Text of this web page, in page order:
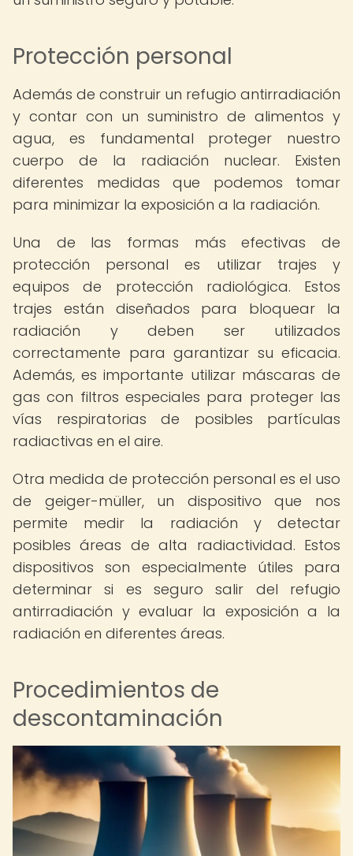
Protección personal
Además de construir un refugio antirradiación
y contar con un suministro de alimentos y
agua, es fundamental proteger nuestro
cuerpo de la radiación nuclear. Existen
diferentes medidas que podemos tomar
para minimizar la exposición a la radiación.
Una de las formas más efectivas de
protección personal es utilizar trajes y
equipos de protección radiológica. Estos
trajes están diseñados para bloquear la
radiación y deben ser utilizados
correctamente para garantizar su eficacia.
Además, es importante utilizar máscaras de
gas con filtros especiales para proteger las
vías respiratorias de posibles partículas
radiactivas en el aire.
Otra medida de protección personal es el uso
de geiger-müller, un dispositivo que nos
permite medir la radiación y detectar
posibles áreas de alta radiactividad. Estos
dispositivos son especialmente útiles para
determinar si es seguro salir del refugio
antirradiación y evaluar la exposición a la
radiación en diferentes áreas.
Procedimientos de
descontaminación